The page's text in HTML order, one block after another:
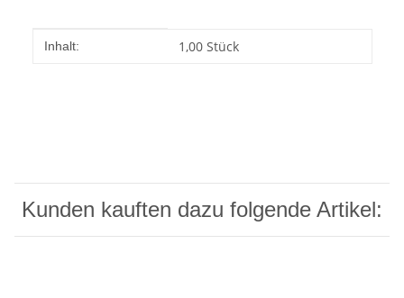
Produkteigenschaft
Wert
Inhalt: 1,00 Stück
Kunden kauften dazu folgende Artikel: